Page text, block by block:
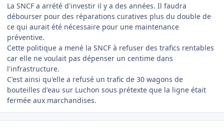
La SNCF a arrété d'investir il y a des années. Il faudra
débourser pour des réparations curatives plus du double de
ce qui aurait été nécessaire pour une maintenance
préventive.
Cette politique a mené la SNCF à refuser des trafics rentables
car elle ne voulait pas dépenser un centime dans
l'infrastructure.
C'est ainsi qu'elle a refusé un trafic de 30 wagons de
bouteilles d'eau sur Luchon sous prétexte que la ligne était
fermée aux marchandises.